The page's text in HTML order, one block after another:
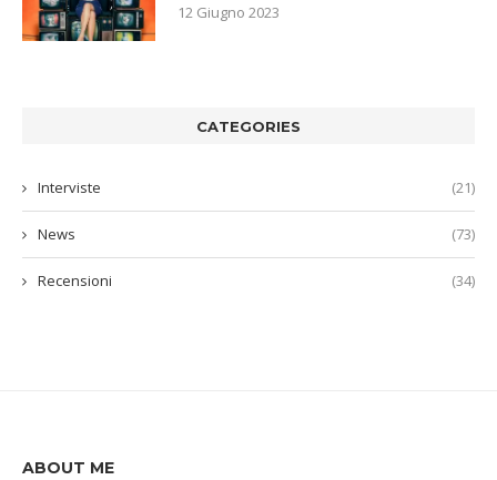
12 Giugno 2023
CATEGORIES
Interviste (21)
News (73)
Recensioni (34)
ABOUT ME